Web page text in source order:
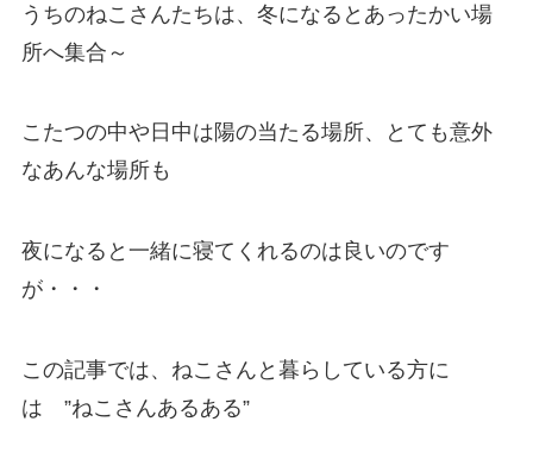
うちのねこさんたちは、冬になるとあったかい場
所へ集合～
こたつの中や日中は陽の当たる場所、とても意外
なあんな場所も
夜になると一緒に寝てくれるのは良いのです
が・・・
この記事では、ねこさんと暮らしている方に
は ”ねこさんあるある”